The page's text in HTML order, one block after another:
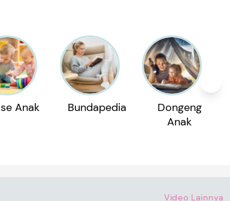
Anak Bundapedia
Dongeng
Anak
Video Lainnya